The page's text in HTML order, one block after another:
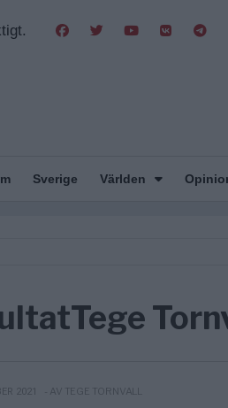
Sverige Världen
Tege
2021 - AV TEGE TORNVALL